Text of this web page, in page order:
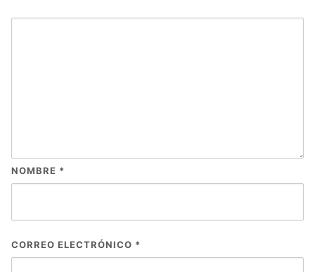
NOMBRE *
CORREO ELECTRÓNICO *